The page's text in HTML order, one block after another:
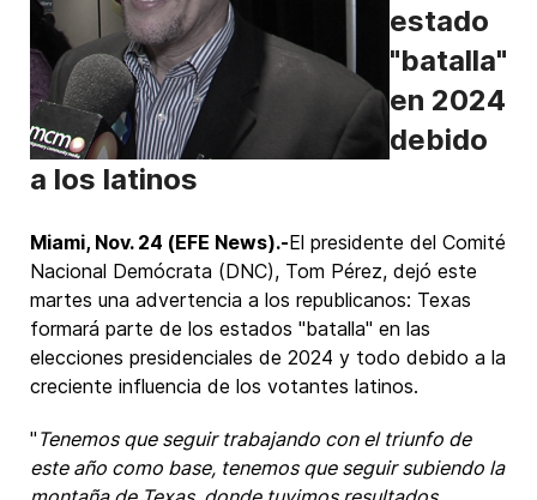
estado
"batalla"
en 2024
debido
a los latinos
Miami, Nov. 24 (EFE News).-El presidente del Comité
Nacional Demócrata (DNC), Tom Pérez, dejó este
martes una advertencia a los republicanos: Texas
formará parte de los estados "batalla" en las
elecciones presidenciales de 2024 y todo debido a la
creciente influencia de los votantes latinos.
" Tenemos que seguir trabajando con el triunfo de
este año como base, tenemos que seguir subiendo la